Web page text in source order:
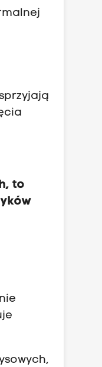
to